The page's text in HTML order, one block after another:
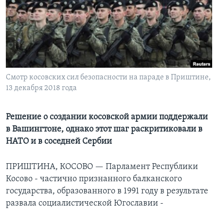
Learning English
СОЦИАЛЬНЫЕ СЕТИ
Языки
Смотр косовских сил безопасности на параде в Приштине,
13 декабря 2018 года
Решение о создании косовской армии поддержали
в Вашингтоне, однако этот шаг раскритиковали в
НАТО и в соседней Сербии
ПРИШТИНА, КОСОВО — Парламент Республики
Косово - частично признанного балканского
государства, образованного в 1991 году в результате
развала социалистической Югославии -